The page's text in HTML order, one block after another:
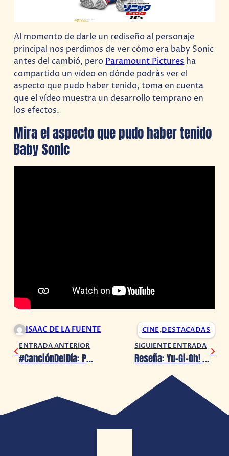
Al momento de darle un rediseño al personaje
principal nos perdimos de ver cómo era baby Sonic
antes del cambió, pero Paramount Pictures ha
compartido un vídeo en dónde podrás ver el
aspecto que pudo haber tenido, toma en cuenta
que el vídeo muestra un desarrollo temprano en
los efectos.
Mira el aspecto que pudo haber tenido
Baby Sonic
ISAAC DE LA FUENTE CINE,DESTACADAS
ENTRADA ANTERIOR
#CanciónDelDía: Perfect Sense, Roger Waters ?
SIGUIENTE ENTRADA
Reseña: Yu-Gi-Oh! Legacy of the Duelist Link evolution (PS4)